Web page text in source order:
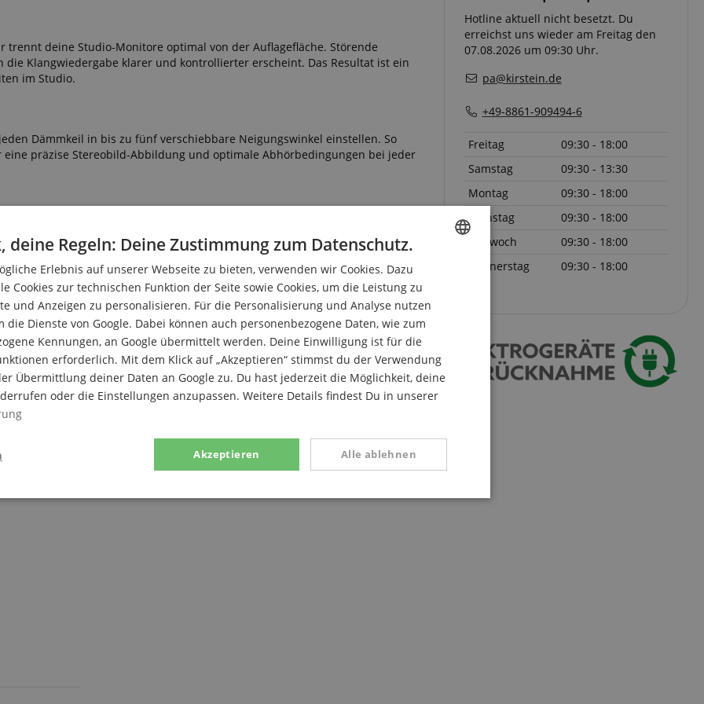
deine Studio-Monitore optimal von der Auflagefläche. Störende
Klangwiedergabe klarer und kontrollierter erscheint. Das Resultat ist ein
im Studio.
Dämmkeil in bis zu fünf verschiebbare Neigungswinkel einstellen. So
präzise Stereobild-Abbildung und optimale Abhörbedingungen bei jeder
unterschiedlichster Hersteller. Die kompakte Form und die
Ergänzung für jedes Studio-Setup - vom Heimstudio bis zur
frei von störenden Resonanzen.
präzises Monitoring mit den Pronomic ISO-Stands!
Hotline aktuell nicht besetzt. Du
erreichst uns wieder am Freitag den
07.08.2026 um 09:30 Uhr.
pa@kirstein.de
+49-8861-909494-6
Freitag
09:30 - 18:00
Samstag
09:30 - 13:30
Montag
09:30 - 18:00
Dienstag
09:30 - 18:00
Mittwoch
09:30 - 18:00
Donnerstag
09:30 - 18:00
DUTCH
ITALIAN
SPANISH
deine Regeln: Deine Zustimmung zum Datenschutz.
Erlebnis auf unserer Webseite zu bieten, verwenden wir Cookies. Dazu
Cookies zur technischen Funktion der Seite sowie Cookies, um die Leistung zu
und Anzeigen zu personalisieren. Für die Personalisierung und Analyse nutzen
Dienste von Google. Dabei können auch personenbezogene Daten, wie zum
Kennungen, an Google übermittelt werden. Deine Einwilligung ist für die
erforderlich. Mit dem Klick auf „Akzeptieren“ stimmst du der Verwendung
Übermittlung deiner Daten an Google zu. Du hast jederzeit die Möglichkeit, deine
oder die Einstellungen anzupassen. Weitere Details findest Du in unserer
Akzeptieren Alle ablehnen
Marketing Funktional